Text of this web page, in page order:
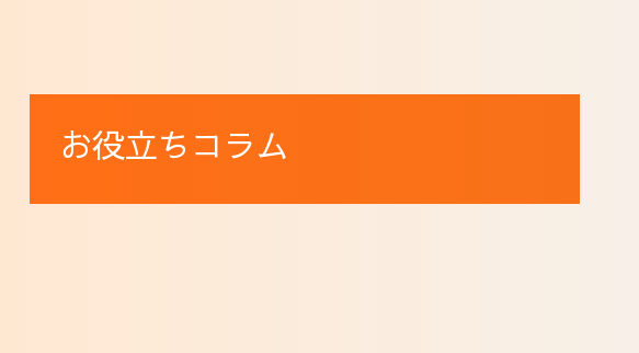
お役立ちコラム